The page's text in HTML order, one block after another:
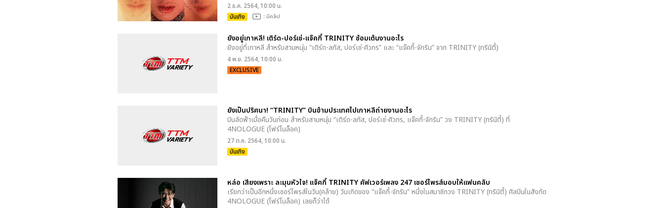
2 ธ.ค. 2564, 10:00 น.
บันเทิง
: มีคลิป
ยังอยู่เกาหลี! เติร์ด-ปอร์เช่-แจ๊คกี้ TRINITY ซ้อมเต้นงานอะไร
ยังอยู่ที่เกาหลี สำหรับสามหนุ่ม “เติร์ด-ลภัส, ปอร์เช่-ศิวกร” และ “แจ๊คกี้-จักริน” จาก TRINITY (ทรินิตี้)
4 พ.ย. 2564, 10:00 น.
EXCLUSIVE
ยังเป็นปริศนา! “TRINITY” บินข้ามประเทศไปเกาหลีถ่ายงานอะไร
บินลัดฟ้าเมื่อคืนวันก่อน สำหรับสามหนุ่ม “เติร์ด-ลภัส, ปอร์เช่-ศิวกร, แจ๊คกี้-จักริน” วง TRINITY (ทรินิตี้) ที่
4NOLOGUE (โฟร์โนล็อค)
27 ต.ค. 2564, 10:00 น.
บันเทิง
หล่อ เสียงเพราะ ละมุนหัวใจ! แจ๊คกี้ TRINITY คัฟเวอร์เพลง 247 เซอร์ไพรส์มอบให้แฟนคลับ
เรียกว่าเป็นอีกหนึ่งเซอร์ไพรส์ในวัน(คล้าย) วันเกิดของ “แจ๊คกี้-จักริน” หนึ่งในสมาชิกวง TRINITY (ทรินิตี้) ศิลปินในสังกัด
4NOLOGUE (โฟร์โนล็อค) เลยก็ว่าได้